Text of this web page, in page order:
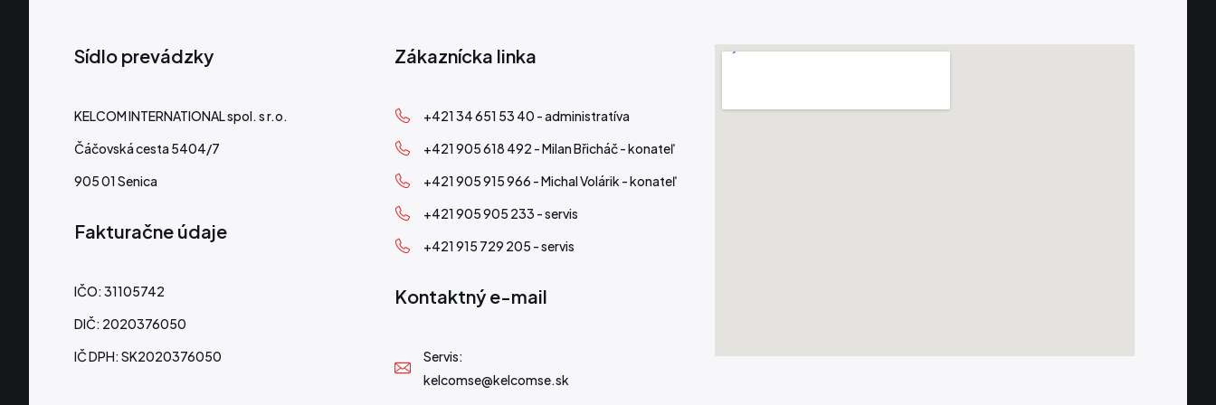
Sídlo prevádzky
KELCOM INTERNATIONAL spol. s r.o.
Čáčovská cesta 5404/7
905 01 Senica
Fakturačne údaje
IČO: 31105742
DIČ: 2020376050
IČ DPH: SK2020376050
Zákaznícka linka
+421 34 651 53 40 - administratíva
+421 905 618 492 - Milan Břicháč - konateľ
+421 905 915 966 - Michal Volárik - konateľ
+421 905 905 233 - servis
+421 915 729 205 - servis
Kontaktný e-mail
Servis:
kelcomse@kelcomse.sk